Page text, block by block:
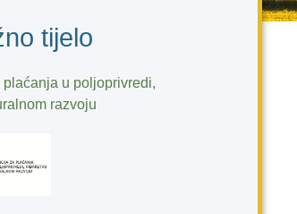
tijelo
u poljoprivredi,
razvoju